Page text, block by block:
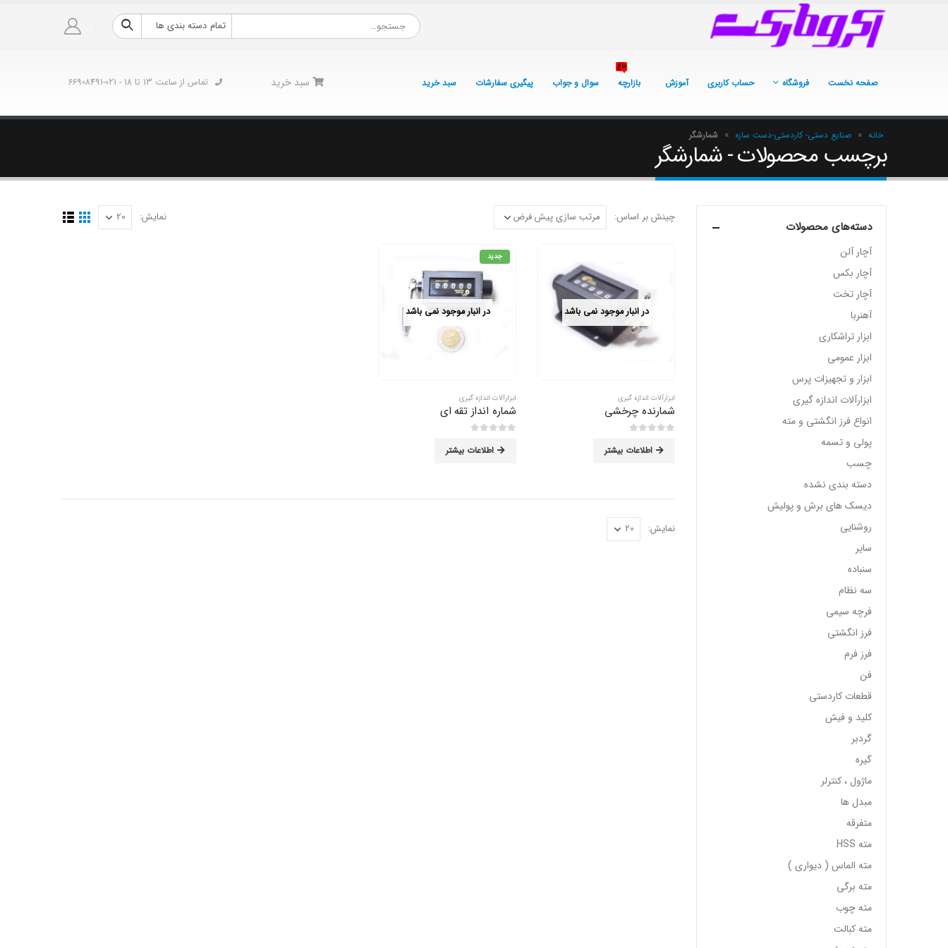
تمام دسته بندی ها
صفحه نخست فروشگاه حساب کاربری آموزش بازارچه
داغ
سوال و جواب پیگیری سفارشات سبد خرید سبد خرید تماس از ساعت 13 تا 18 - 021-66908491
خانه » صنایع دستی- کاردستی-دست سازه » شمارشگر
برچسب محصولات - شمارشگر
چینش بر اساس: نمایش:
در انبار موجود نمی باشد
ابزارآلات اندازه گیری
شمارنده چرخشی
اطلاعات بیشتر
جدید
در انبار موجود نمی باشد
ابزارآلات اندازه گیری
شماره انداز تقه ای
اطلاعات بیشتر
نمایش:
دسته‌های محصولات
آچار آلن
آچار بکس
آچار تخت
آهنربا
ابزار تراشکاری
ابزار عمومی
ابزار و تجهیزات پرس
ابزارآلات اندازه گیری
انواع فرز انگشتی و مته
پولی و تسمه
چسب
دسته بندی نشده
دیسک های برش و پولیش
روشنایی
سایر
سنباده
سه نظام
فرچه سیمی
فرز انگشتی
فرز فرم
فن
قطعات کاردستی
کلید و فیش
گردبر
گیره
ماژول ، کنترلر
مبدل ها
متفرقه
مته HSS
مته الماس ( دیواری )
مته برگی
مته چوب
مته کبالت